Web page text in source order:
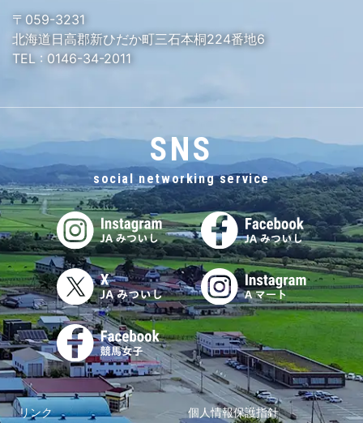
〒059-3231
北海道日高郡新ひだか町三石本桐224番地6
TEL : 0146-34-2011
SNS
social networking service
リンク 個人情報保護指針